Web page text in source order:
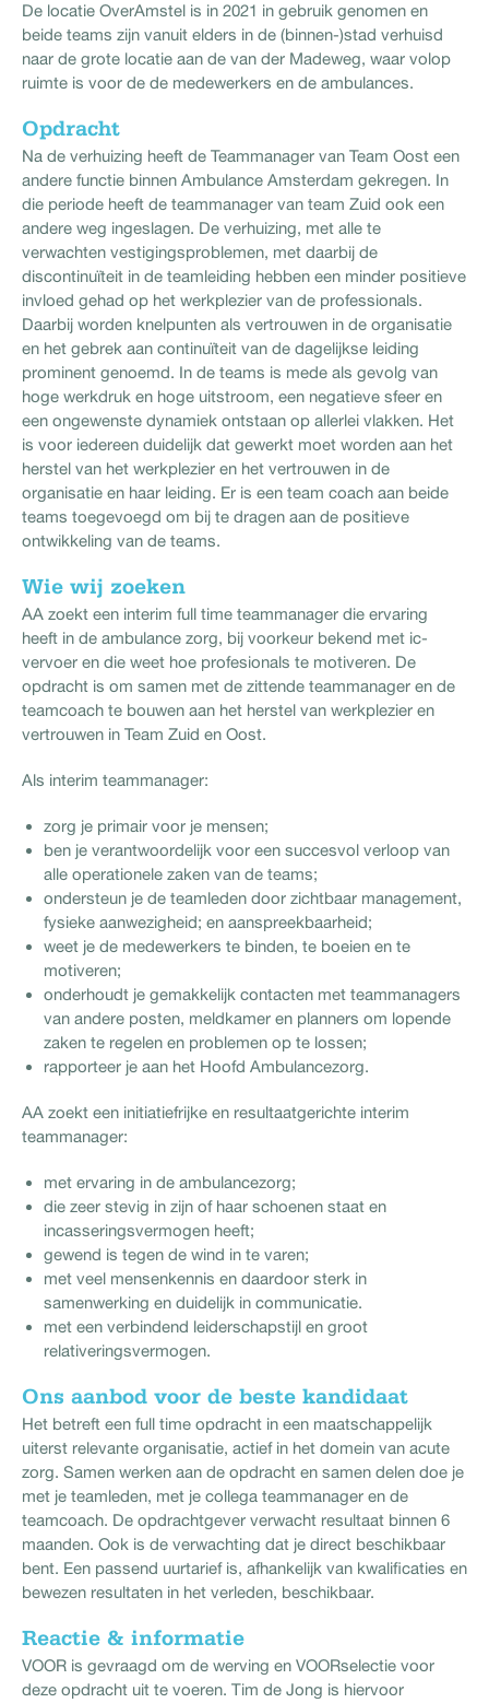
De locatie OverAmstel is in 2021 in gebruik genomen en
beide teams zijn vanuit elders in de (binnen-)stad verhuisd
naar de grote locatie aan de van der Madeweg, waar volop
ruimte is voor de de medewerkers en de ambulances.
Opdracht
Na de verhuizing heeft de Teammanager van Team Oost een
andere functie binnen Ambulance Amsterdam gekregen. In
die periode heeft de teammanager van team Zuid ook een
andere weg ingeslagen. De verhuizing, met alle te
verwachten vestigingsproblemen, met daarbij de
discontinuïteit in de teamleiding hebben een minder positieve
invloed gehad op het werkplezier van de professionals.
Daarbij worden knelpunten als vertrouwen in de organisatie
en het gebrek aan continuïteit van de dagelijkse leiding
prominent genoemd. In de teams is mede als gevolg van
hoge werkdruk en hoge uitstroom, een negatieve sfeer en
een ongewenste dynamiek ontstaan op allerlei vlakken. Het
is voor iedereen duidelijk dat gewerkt moet worden aan het
herstel van het werkplezier en het vertrouwen in de
organisatie en haar leiding. Er is een team coach aan beide
teams toegevoegd om bij te dragen aan de positieve
ontwikkeling van de teams.
Wie wij zoeken
AA zoekt een interim full time teammanager die ervaring
heeft in de ambulance zorg, bij voorkeur bekend met ic-
vervoer en die weet hoe profesionals te motiveren. De
opdracht is om samen met de zittende teammanager en de
teamcoach te bouwen aan het herstel van werkplezier en
vertrouwen in Team Zuid en Oost.
Als interim teammanager:
zorg je primair voor je mensen;
ben je verantwoordelijk voor een succesvol verloop van
alle operationele zaken van de teams;
ondersteun je de teamleden door zichtbaar management,
fysieke aanwezigheid; en aanspreekbaarheid;
weet je de medewerkers te binden, te boeien en te
motiveren;
onderhoudt je gemakkelijk contacten met teammanagers
van andere posten, meldkamer en planners om lopende
zaken te regelen en problemen op te lossen;
rapporteer je aan het Hoofd Ambulancezorg.
AA zoekt een initiatiefrijke en resultaatgerichte interim
teammanager:
met ervaring in de ambulancezorg;
die zeer stevig in zijn of haar schoenen staat en
incasseringsvermogen heeft;
gewend is tegen de wind in te varen;
met veel mensenkennis en daardoor sterk in
samenwerking en duidelijk in communicatie.
met een verbindend leiderschapstijl en groot
relativeringsvermogen.
Ons aanbod voor de beste kandidaat
Het betreft een full time opdracht in een maatschappelijk
uiterst relevante organisatie, actief in het domein van acute
zorg. Samen werken aan de opdracht en samen delen doe je
met je teamleden, met je collega teammanager en de
teamcoach. De opdrachtgever verwacht resultaat binnen 6
maanden. Ook is de verwachting dat je direct beschikbaar
bent. Een passend uurtarief is, afhankelijk van kwalificaties en
bewezen resultaten in het verleden, beschikbaar.
Reactie & informatie
VOOR is gevraagd om de werving en VOORselectie voor
deze opdracht uit te voeren. Tim de Jong is hiervoor